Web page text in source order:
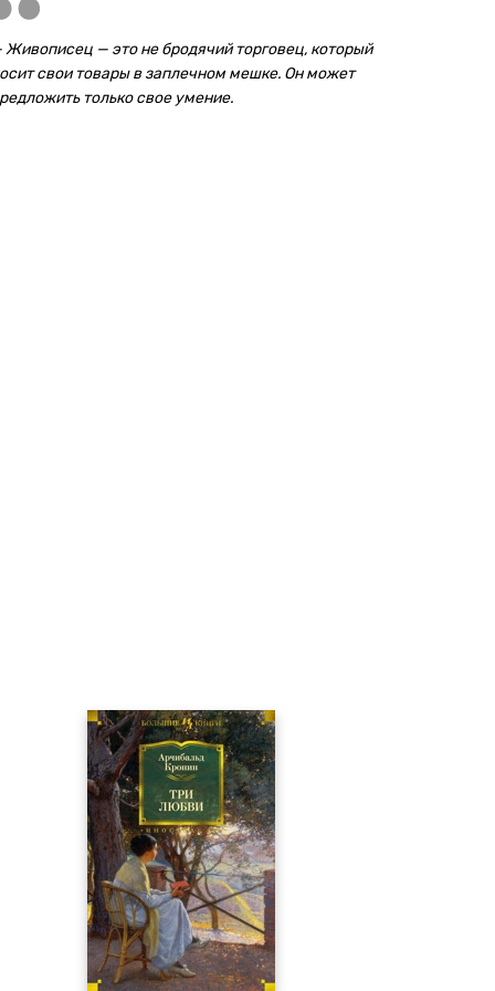
Живописец — это не бродячий торговец, который
свои товары в заплечном мешке. Он может
только свое умение.